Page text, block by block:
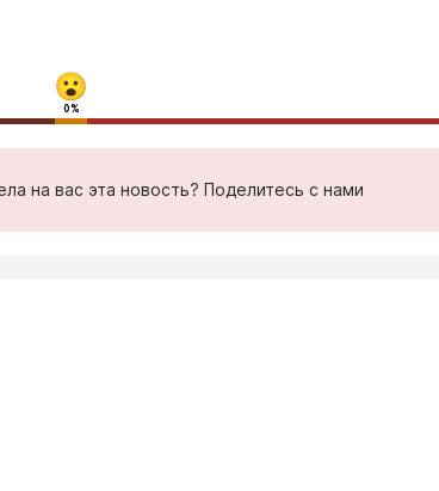
0%
на вас эта новость? Поделитесь с нами